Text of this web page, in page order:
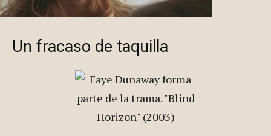
Un fracaso de taquilla